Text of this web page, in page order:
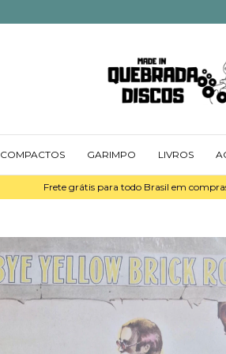
Frete grátis para todo Brasil em
COMPACTOS GARIMPO LIVROS